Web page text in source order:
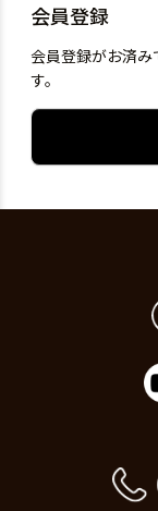
会員登録
会員登録がお済
す。